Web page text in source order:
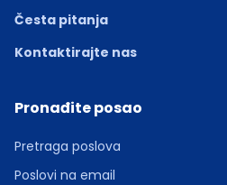
Česta pitanja
Kontaktirajte nas
Pronađite posao
Pretraga poslova
Poslovi na email